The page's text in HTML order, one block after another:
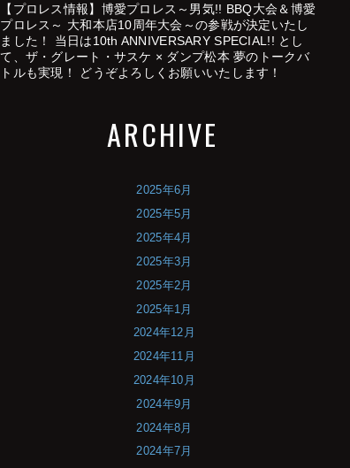
【プロレス情報】博愛プロレス～男気!! BBQ大会＆博愛
プロレス～ 大和本店10周年大会～の参戦が決定いたし
ました！ 当日は10th ANNIVERSARY SPECIAL!! とし
て、ザ・グレート・サスケ × ダンプ松本 夢のトークバ
トルも実現！ どうぞよろしくお願いいたします！
ARCHIVE
2025年6月
2025年5月
2025年4月
2025年3月
2025年2月
2025年1月
2024年12月
2024年11月
2024年10月
2024年9月
2024年8月
2024年7月